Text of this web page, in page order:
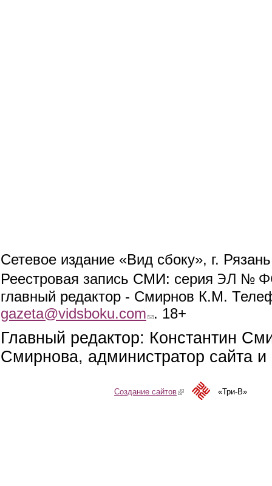
Сетевое издание «Вид сбоку», г.
Реестровая запись СМИ: серия ЭЛ №
главный редактор - Смирнов К.М.
gazeta@vidsboku.com (link sends e-mail)
. 18+
Главный редактор: Константин
Смирнова, администратор сайта
Создание сайтов(link is external)«Три-В»